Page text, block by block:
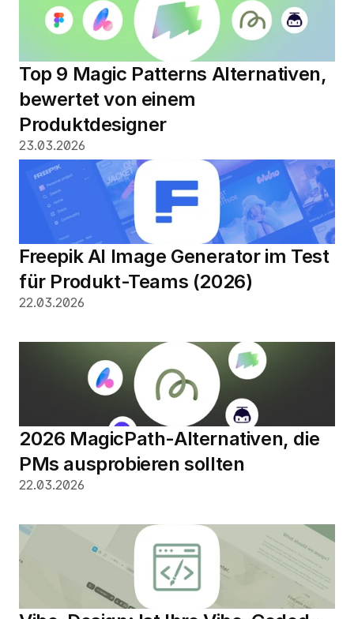
Top 9 Magic Patterns Alternativen,
bewertet von einem
Produktdesigner
23.03.2026
Freepik AI Image Generator im Test
für Produkt-Teams (2026)
22.03.2026
2026 MagicPath-Alternativen, die
PMs ausprobieren sollten
22.03.2026